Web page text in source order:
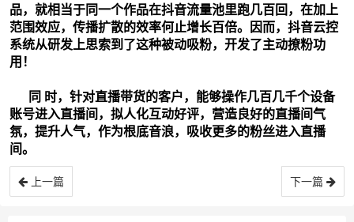
品，就相当于同一个作品在抖音流量池里跑几百回，在加上
范围效应，传播扩散的效率何止增长百倍。因而，抖音云控
系统从研发上思索到了这种被动吸粉，开发了主动撩粉功
用！
同 时，针对直播带货的客户，能够操作几百几千个设备
账号进入直播间，拟人化互动好评，营造良好的直播间气
氛，提升人气，作为根底音浪，吸收更多的粉丝进入直播
间。
上一篇 下一篇